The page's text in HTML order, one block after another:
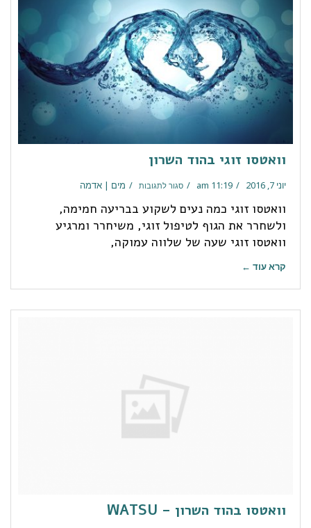
וואטסו זוגי בהוד השרון
יוני 7, 2016 11:19 am סגור לתגובות מים | אדמה
וואטסו זוגי כמה נעים לשקוע בבריעה חמימה,
ולשחרר את הגוף לטיפול זוגי, משיחרר ומרגיע
וואטסו זוגי שעה של שלווה עמוקה,
קרא עוד ←
וואטסו בהוד השרון – WATSU